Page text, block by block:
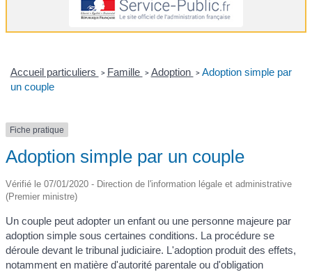
Accueil particuliers > Famille > Adoption > Adoption simple par
un couple
Fiche pratique
Adoption simple par un couple
Vérifié le 07/01/2020 - Direction de l'information légale et administrative
(Premier ministre)
Un couple peut adopter un enfant ou une personne majeure par
adoption simple sous certaines conditions. La procédure se
déroule devant le tribunal judiciaire. L'adoption produit des effets,
notamment en matière d'autorité parentale ou d'obligation